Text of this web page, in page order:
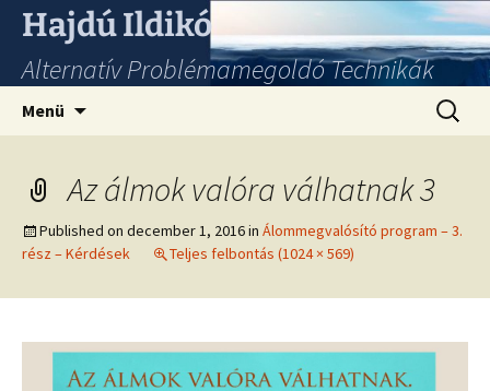
Hajdú Ildikó
Alternatív Problémamegoldó Technikák
Menü
Az álmok valóra válhatnak 3
Published on december 1, 2016in Álommegvalósító program – 3.
rész – Kérdések
Teljes felbontás (1024 × 569)